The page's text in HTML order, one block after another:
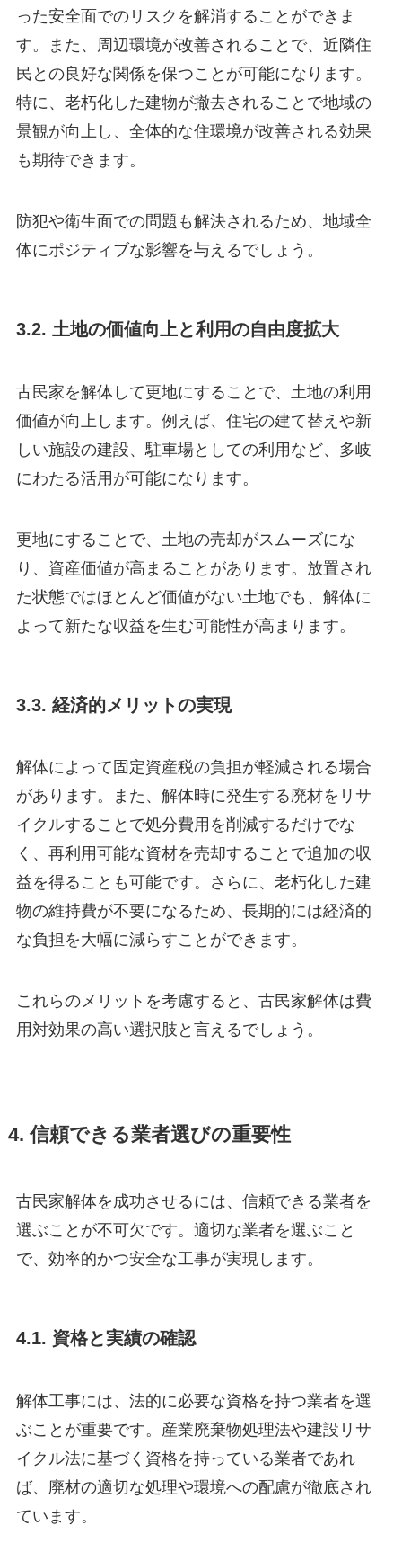
った安全面でのリスクを解消することができま
す。また、周辺環境が改善されることで、近隣住
民との良好な関係を保つことが可能になります。
特に、老朽化した建物が撤去されることで地域の
景観が向上し、全体的な住環境が改善される効果
も期待できます。
防犯や衛生面での問題も解決されるため、地域全
体にポジティブな影響を与えるでしょう。
3.2. 土地の価値向上と利用の自由度拡大
古民家を解体して更地にすることで、土地の利用
価値が向上します。例えば、住宅の建て替えや新
しい施設の建設、駐車場としての利用など、多岐
にわたる活用が可能になります。
更地にすることで、土地の売却がスムーズにな
り、資産価値が高まることがあります。放置され
た状態ではほとんど価値がない土地でも、解体に
よって新たな収益を生む可能性が高まります。
3.3. 経済的メリットの実現
解体によって固定資産税の負担が軽減される場合
があります。また、解体時に発生する廃材をリサ
イクルすることで処分費用を削減するだけでな
く、再利用可能な資材を売却することで追加の収
益を得ることも可能です。さらに、老朽化した建
物の維持費が不要になるため、長期的には経済的
な負担を大幅に減らすことができます。
これらのメリットを考慮すると、古民家解体は費
用対効果の高い選択肢と言えるでしょう。
4. 信頼できる業者選びの重要性
古民家解体を成功させるには、信頼できる業者を
選ぶことが不可欠です。適切な業者を選ぶこと
で、効率的かつ安全な工事が実現します。
4.1. 資格と実績の確認
解体工事には、法的に必要な資格を持つ業者を選
ぶことが重要です。産業廃棄物処理法や建設リサ
イクル法に基づく資格を持っている業者であれ
ば、廃材の適切な処理や環境への配慮が徹底され
ています。